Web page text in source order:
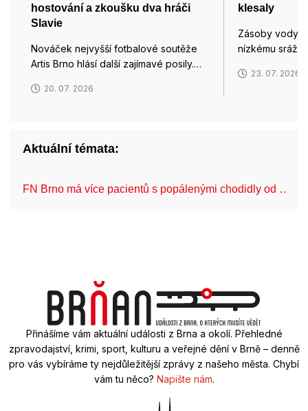
hostování a zkoušku dva hráči
Slavie
Nováček nejvyšší fotbalové soutěže
Artis Brno hlásí další zajímavé posily.…
20. 07. 2026
klesaly
Zásoby vody
nízkému
23. 07. 2026
Aktuální témata:
FN Brno má více pacientů s popálenými chodidly od …
Přinášíme vám aktuální události z Brna a okolí. Přehledné
zpravodajství, krimi, sport, kulturu a veřejné dění v Brně – denně
pro vás vybíráme ty nejdůležitější zprávy z našeho města. Chybí
vám tu něco? Napište nám.